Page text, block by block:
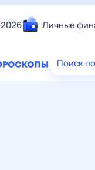
Личные
Поиск